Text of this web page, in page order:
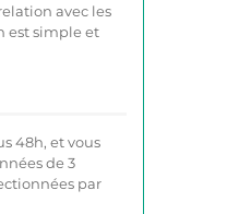
avec les
est simple et
48h, et vous
de 3
par